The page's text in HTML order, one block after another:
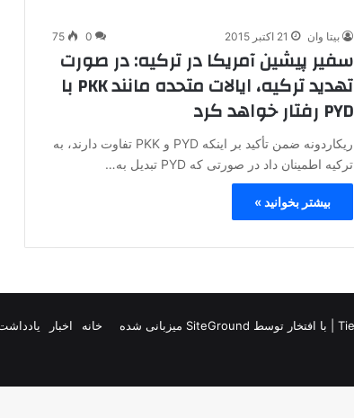
بیتا وان 21 اکتبر 2015 0
75
سفیر پیشین آمریکا در ترکیه: در صورت
تهدید ترکیه، ایالات متحده مانند PKK با
PYD رفتار خواهد کرد
ریکاردونه ضمن تأکید بر اینکه PYD و PKK تفاوت دارند، به
ترکیه اطمینان داد در صورتی که PYD تبدیل به…
بیشتر بخوانید »
| با افتخار توسط SiteGround میزبانی شده خانه اخبار